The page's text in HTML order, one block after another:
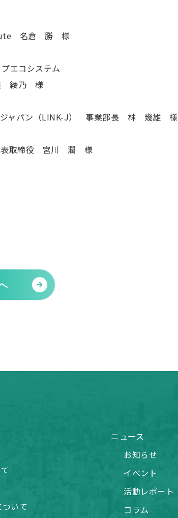
名倉 勝 様
エコシステム
綾乃 様
・ジャパン（LINK-J） 事業部長 林 幾雄 様
代表取締役 宮川 潤 様
いて
ニュース
お知らせ
イベント
活動レポート
コラム